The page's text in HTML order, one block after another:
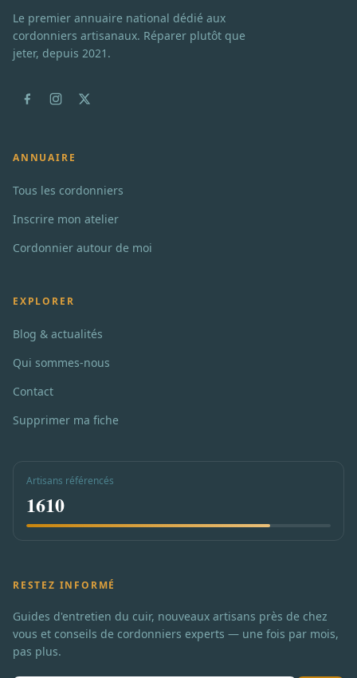
Le premier annuaire national dédié aux
cordonniers artisanaux. Réparer plutôt que
jeter, depuis 2021.
ANNUAIRE
Tous les cordonniers
Inscrire mon atelier
Cordonnier autour de moi
EXPLORER
Blog & actualités
Qui sommes-nous
Contact
Supprimer ma fiche
Artisans référencés
1610
RESTEZ INFORMÉ
Guides d'entretien du cuir, nouveaux artisans près de chez
vous et conseils de cordonniers experts — une fois par mois,
pas plus.